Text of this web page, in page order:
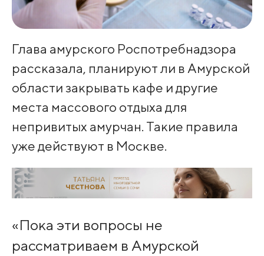
Глава амурского Роспотребнадзора
рассказала, планируют ли в Амурской
области закрывать кафе и другие
места массового отдыха для
непривитых амурчан. Такие правила
уже действуют в Москве.
«Пока эти вопросы не
рассматриваем в Амурской